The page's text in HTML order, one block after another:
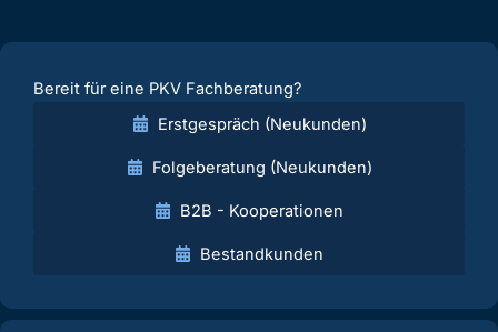
Bereit für eine PKV Fachberatung?
Erstgespräch (Neukunden)
Folgeberatung (Neukunden)
B2B - Kooperationen
Bestandkunden